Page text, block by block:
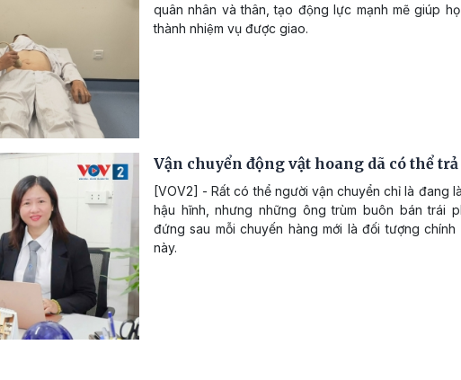
quân nhân và thân, tạo động lực mạnh mẽ giúp
thành nhiệm vụ được giao.
Vận chuyển động vật hoang dã có thể
[VOV2] - Rất có thể người vận chuyển chỉ là đang
hậu hĩnh, nhưng những ông trùm buôn bán trái
đứng sau mỗi chuyến hàng mới là đối tượng
này.